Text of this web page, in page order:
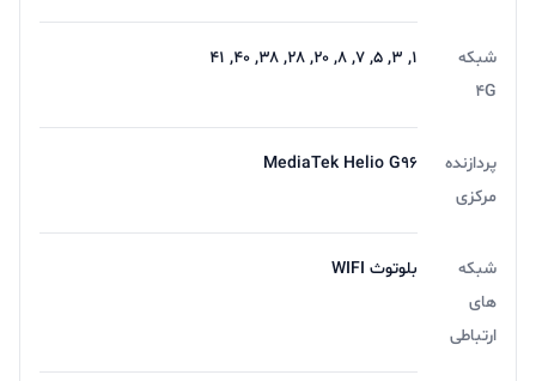
شبکه
4G
۱, ۳, ۵, ۷, ۸, ۲۰, ۲۸, ۳۸, ۴۰, ۴۱
پردازنده
مرکزی
MediaTek Helio G96
شبکه
های
ارتباطی
بلوتوث WIFI